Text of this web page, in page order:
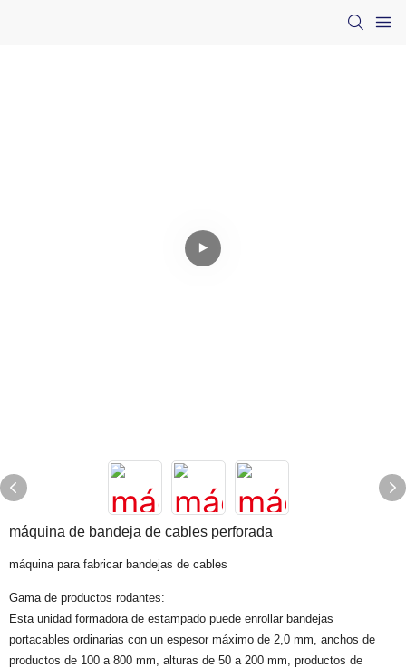
máquina de bandeja de cables perforada
máquina para fabricar bandejas de cables
Gama de productos rodantes:
Esta unidad formadora de estampado puede enrollar bandejas
portacables ordinarias con un espesor máximo de 2,0 mm, anchos de
productos de 100 a 800 mm, alturas de 50 a 200 mm, productos de